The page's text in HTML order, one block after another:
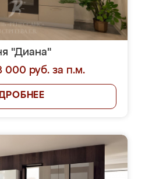
"Диана"
000 руб. за п.м.